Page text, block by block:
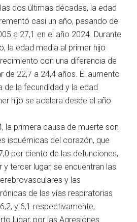
dos últimas décadas, la edad
casi un año, pasando de
a 27,1 en el año 2024. Durante
la edad media al primer hijo
con una diferencia de
de 22,7 a 24,4 años. El aumento
de la fecundidad y la edad
hijo se acelera desde el año
la primera causa de muerte son
isquémicas del corazón, que
por ciento de las defunciones,
y tercer lugar, se encuentran las
y las
de las vías respiratorias
y 6,1 respectivamente,
lugar, por las Agresiones